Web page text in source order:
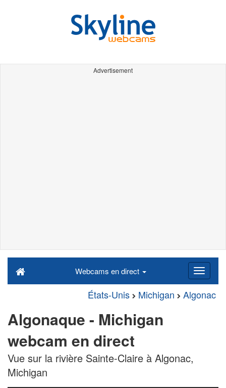
Advertisement
Webcams en direct
États-Unis Michigan Algonac
Algonaque - Michigan
webcam en direct
Vue sur la rivière Sainte-Claire à Algonac,
Michigan